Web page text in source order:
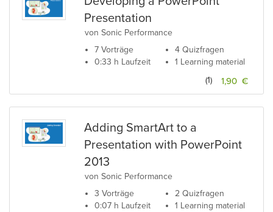
Presentation
von Sonic Performance
7 Vorträge
0:33 h Laufzeit
4 Quizfragen
1 Learning material
1,90 €
(1)
Adding SmartArt to a
Presentation with PowerPoint
2013
von Sonic Performance
3 Vorträge
0:07 h Laufzeit
2 Quizfragen
1 Learning material